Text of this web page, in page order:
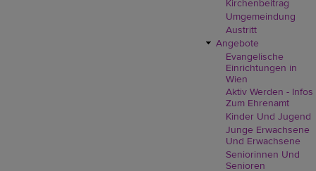
Kirchenbeitrag
Umgemeindung
Austritt
Angebote
Evangelische
Einrichtungen in
Wien
Aktiv Werden - Infos
Zum Ehrenamt
Kinder Und Jugend
Junge Erwachsene
Und Erwachsene
Seniorinnen Und
Senioren